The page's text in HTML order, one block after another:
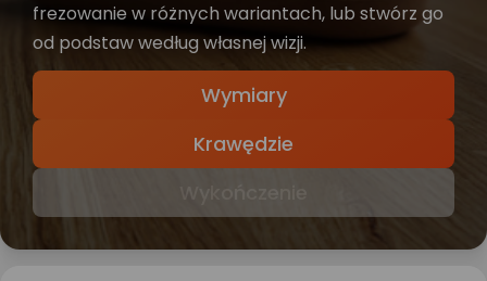
frezowanie w różnych wariantach, lub stwórz go
od podstaw według własnej wizji.
Wymiary
Krawędzie